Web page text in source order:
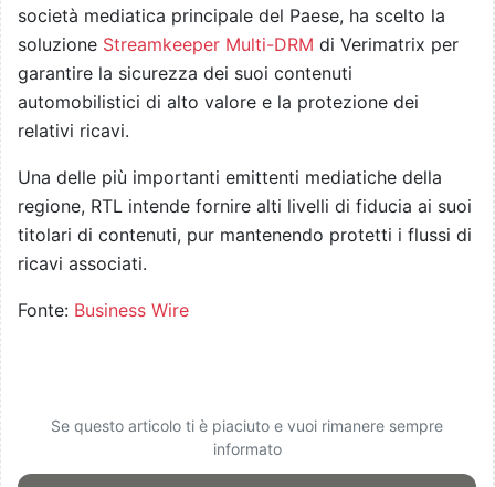
società mediatica principale del Paese, ha scelto la
soluzione Streamkeeper Multi-DRM di Verimatrix per
garantire la sicurezza dei suoi contenuti
automobilistici di alto valore e la protezione dei
relativi ricavi.
Una delle più importanti emittenti mediatiche della
regione, RTL intende fornire alti livelli di fiducia ai suoi
titolari di contenuti, pur mantenendo protetti i flussi di
ricavi associati.
Fonte: Business Wire
Se questo articolo ti è piaciuto e vuoi rimanere sempre
informato